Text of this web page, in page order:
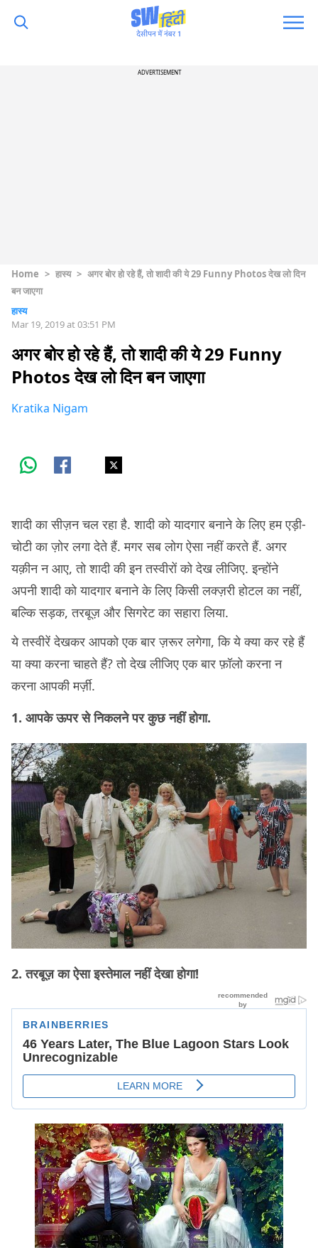
ADVERTISEMENT
Home > हास्य > अगर बोर हो रहे हैं, तो शादी की ये 29 Funny Photos देख लो दिन
बन जाएगा
हास्य
Mar 19, 2019 at 03:51 PM
अगर बोर हो रहे हैं, तो शादी की ये 29 Funny
Photos देख लो दिन बन जाएगा
Kratika Nigam
शादी का सीज़न चल रहा है. शादी को यादगार बनाने के लिए हम एड़ी-
चोटी का ज़ोर लगा देते हैं. मगर सब लोग ऐसा नहीं करते हैं. अगर
यक़ीन न आए, तो शादी की इन तस्वीरों को देख लीजिए. इन्होंने
अपनी शादी को यादगार बनाने के लिए किसी लक्ज़री होटल का नहीं,
बल्कि सड़क, तरबूज़ और सिगरेट का सहारा लिया.
ये तस्वीरें देखकर आपको एक बार ज़रूर लगेगा, कि ये क्या कर रहे हैं
या क्या करना चाहते हैं? तो देख लीजिए एक बार फ़ॉलो करना न
करना आपकी मर्ज़ी.
1. आपके ऊपर से निकलने पर कुछ नहीं होगा.
2. तरबूज़ का ऐसा इस्तेमाल नहीं देखा होगा!